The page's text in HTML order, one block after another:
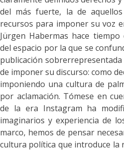
del más fuerte, la de
recursos para imponer su voz
Jürgen Habermas hace
del espacio por la que se
publicación
de imponer su discurso: como
imponiendo una cultura de
por aclamación. Tómese en
de la era Instagram ha
imaginarios y experiencia de
marco, hemos de pensar
cultura política que introduce la